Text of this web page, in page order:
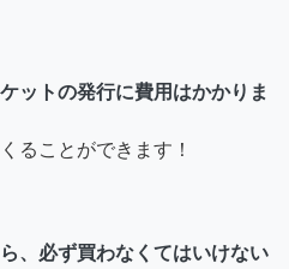
ットの発行に費用はかかりま
ることができます！
、必ず買わなくてはいけない